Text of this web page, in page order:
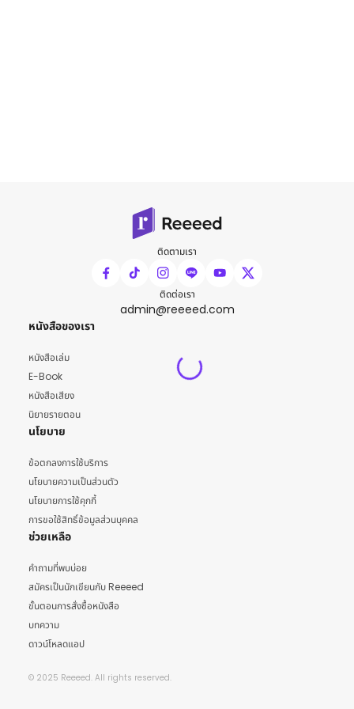
ติดตามเรา
ติดต่อเรา
admin@reeeed.com
หนังสือของเรา
หนังสือเล่ม
E-Book
หนังสือเสียง
นิยายรายตอน
นโยบาย
ข้อตกลงการใช้บริการ
นโยบายความเป็นส่วนตัว
นโยบายการใช้คุกกี้
การขอใช้สิทธิ์ข้อมูลส่วนบุคคล
ช่วยเหลือ
คำถามที่พบบ่อย
สมัครเป็นนักเขียนกับ Reeeed
ขั้นตอนการสั่งซื้อหนังสือ
บทความ
ดาวน์โหลดแอป
© 2025 Reeeed. All rights reserved.